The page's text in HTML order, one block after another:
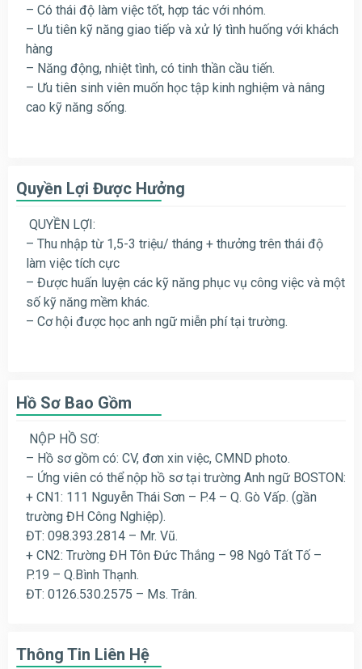
– Có thái độ làm việc tốt, hợp tác với nhóm.
– Ưu tiên kỹ năng giao tiếp và xử lý tình huống với khách
hàng
– Năng động, nhiệt tình, có tinh thần cầu tiến.
– Ưu tiên sinh viên muốn học tập kinh nghiệm và nâng
cao kỹ năng sống.
Quyền Lợi Được Hưởng
QUYỀN LỢI:
– Thu nhập từ 1,5-3 triệu/ tháng + thưởng trên thái độ
làm việc tích cực
– Được huấn luyện các kỹ năng phục vụ công việc và một
số kỹ năng mềm khác.
– Cơ hội được học anh ngữ miễn phí tại trường.
Hồ Sơ Bao Gồm
NỘP HỒ SƠ:
– Hồ sơ gồm có: CV, đơn xin việc, CMND photo.
– Ứng viên có thể nộp hồ sơ tại trường Anh ngữ BOSTON:
+ CN1: 111 Nguyễn Thái Sơn – P.4 – Q. Gò Vấp. (gần
trường ĐH Công Nghiệp).
ĐT: 098.393.2814 – Mr. Vũ.
+ CN2: Trường ĐH Tôn Đức Thắng – 98 Ngô Tất Tố –
P.19 – Q.Bình Thạnh.
ĐT: 0126.530.2575 – Ms. Trân.
Thông Tin Liên Hệ